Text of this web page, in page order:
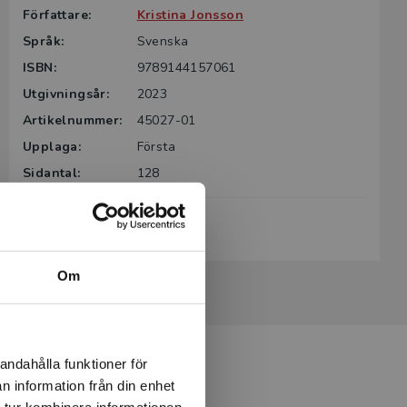
Om
funktioner för
information från din enhet
Författare:
Kristina Jonsson
Språk:
Svenska
ISBN:
9789144157061
Utgivningsår:
2023
Artikelnummer:
45027-01
Upplaga:
Första
Sidantal:
128
Köp- och leveransvillkor